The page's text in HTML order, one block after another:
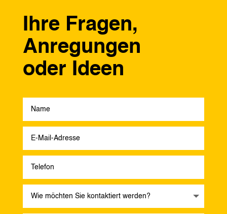
Ihre Fragen,
Anregungen
oder Ideen